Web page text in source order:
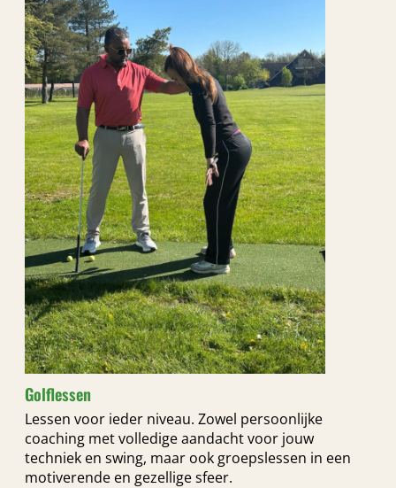
Golflessen
Lessen voor ieder niveau. Zowel persoonlijke
coaching met volledige aandacht voor jouw
techniek en swing, maar ook groepslessen in een
motiverende en gezellige sfeer.